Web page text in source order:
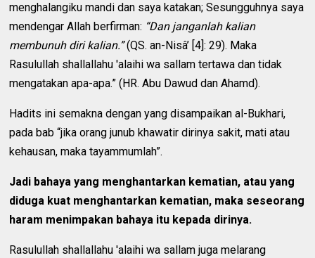
menghalangiku mandi dan saya katakan; Sesungguhnya saya
mendengar Allah berfirman: “Dan janganlah kalian
membunuh diri kalian.”(QS. an-Nisâ’ [4]: 29). Maka
Rasulullah shallallahu 'alaihi wa sallam tertawa dan tidak
mengatakan apa-apa.” (HR. Abu Dawud dan Ahamd).
Hadits ini semakna dengan yang disampaikan al-Bukhari,
pada bab “jika orang junub khawatir dirinya sakit, mati atau
kehausan, maka tayammumlah”.
Jadi bahaya yang menghantarkan kematian, atau yang
diduga kuat menghantarkan kematian, maka seseorang
haram menimpakan bahaya itu kepada dirinya.
Rasulullah shallallahu 'alaihi wa sallam juga melarang